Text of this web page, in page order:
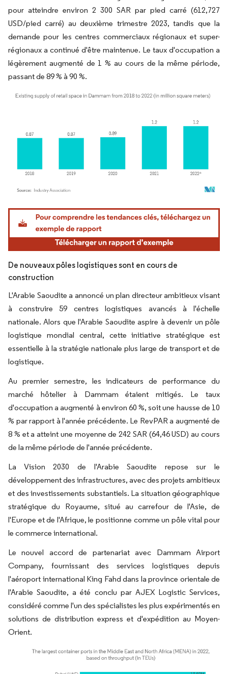
pour atteindre environ 2 300 SAR par pied carré (612,727
USD/pied carré) au deuxième trimestre 2023, tandis que la
demande pour les centres commerciaux régionaux et super-
régionaux a continué d'être maintenue. Le taux d'occupation a
légèrement augmenté de 1 % au cours de la même période,
passant de 89 % à 90 %.
Image © Mordor Intelligence. La réutilisation nécessite une attribution sous CC BY
De nouveaux pôles logistiques sont en cours de
construction
L'Arabie Saoudite a annoncé un plan directeur ambitieux visant
à construire 59 centres logistiques avancés à l'échelle
nationale. Alors que l'Arabie Saoudite aspire à devenir un pôle
logistique mondial central, cette initiative stratégique est
essentielle à la stratégie nationale plus large de transport et de
logistique.
Au premier semestre, les indicateurs de performance du
marché hôtelier à Dammam étaient mitigés. Le taux
d'occupation a augmenté à environ 60 %, soit une hausse de 10
% par rapport à l'année précédente. Le RevPAR a augmenté de
8 % et a atteint une moyenne de 242 SAR (64,46 USD) au cours
de la même période de l'année précédente.
La Vision 2030 de l'Arabie Saoudite repose sur le
développement des infrastructures, avec des projets ambitieux
et des investissements substantiels. La situation géographique
stratégique du Royaume, situé au carrefour de l'Asie, de
l'Europe et de l'Afrique, le positionne comme un pôle vital pour
le commerce international.
Le nouvel accord de partenariat avec Dammam Airport
Company, fournissant des services logistiques depuis
l'aéroport international King Fahd dans la province orientale de
l'Arabie Saoudite, a été conclu par AJEX Logistic Services,
considéré comme l'un des spécialistes les plus expérimentés en
solutions de distribution express et d'expédition au Moyen-
Orient.